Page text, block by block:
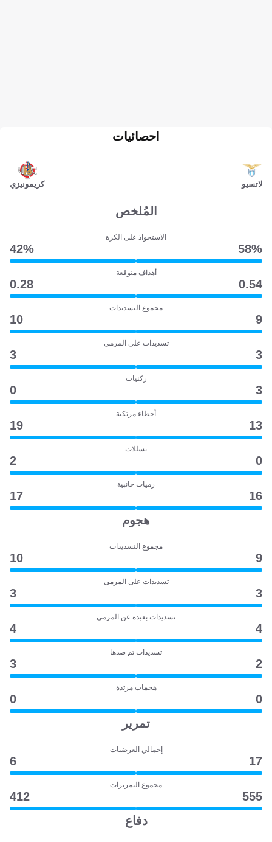
لاتسيو
احصائيات
كريمونيزي
المُلخص
الاستحواذ على الكرة
58‎%‎
42‎%‎
أهداف متوقعة
0.54
0.28
مجموع التسديدات
9
10
تسديدات على المرمى
3
3
ركنيات
3
0
أخطاء مرتكبة
13
19
تسللات
0
2
رميات جانبية
16
17
هجوم
مجموع التسديدات
9
10
تسديدات على المرمى
3
3
تسديدات بعيدة عن المرمى
4
4
تسديدات تم صدها
2
3
هجمات مرتدة
0
0
تمرير
إجمالي العرضيات
17
6
مجموع التمريرات
555
412
دفاع